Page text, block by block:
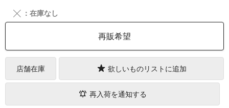
╳ ：在庫なし
再販希望
店舗在庫 欲しいものリストに追加
再入荷を通知する